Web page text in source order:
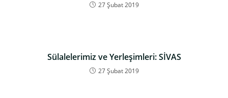
27 Şubat 2019
Sülalelerimiz ve Yerleşimleri: SİVAS
27 Şubat 2019